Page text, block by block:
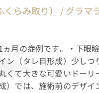
くらみ取り） / グラマ
月の症例です。・下眼
ン（タレ目形成）少し
くて大きな可愛いドー
）では、施術前のデザイ